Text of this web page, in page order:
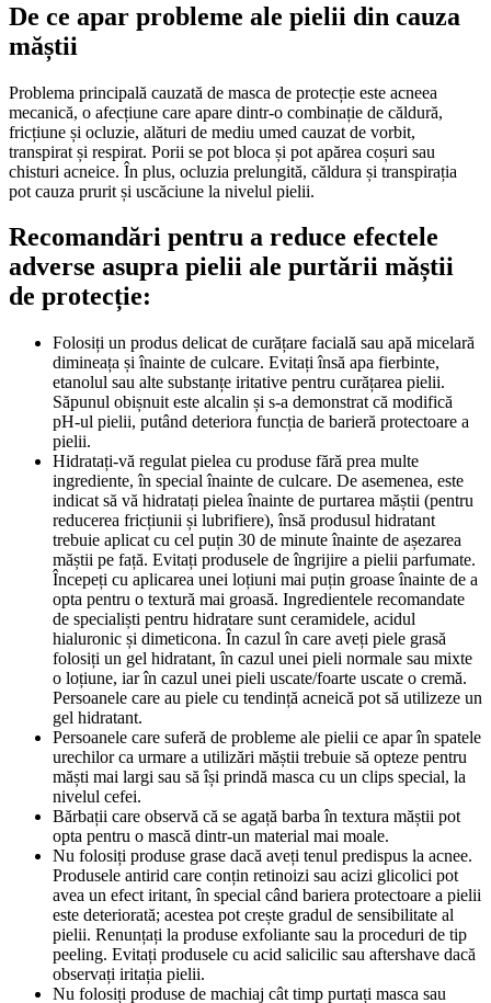
De ce apar probleme ale pielii din cauza
măștii
Problema principală cauzată de masca de protecție este acneea
mecanică, o afecțiune care apare dintr-o combinație de căldură,
fricțiune și ocluzie, alături de mediu umed cauzat de vorbit,
transpirat și respirat. Porii se pot bloca și pot apărea coșuri sau
chisturi acneice. În plus, ocluzia prelungită, căldura și transpirația
pot cauza prurit și uscăciune la nivelul pielii.
Recomandări pentru a reduce efectele
adverse asupra pielii ale purtării măștii
de protecție:
Folosiți un produs delicat de curățare facială sau apă micelară
dimineața și înainte de culcare. Evitați însă apa fierbinte,
etanolul sau alte substanțe iritative pentru curățarea pielii.
Săpunul obișnuit este alcalin și s-a demonstrat că modifică
pH-ul pielii, putând deteriora funcția de barieră protectoare a
pielii.
Hidratați-vă regulat pielea cu produse fără prea multe
ingrediente, în special înainte de culcare. De asemenea, este
indicat să vă hidratați pielea înainte de purtarea măștii (pentru
reducerea fricțiunii și lubrifiere), însă produsul hidratant
trebuie aplicat cu cel puțin 30 de minute înainte de așezarea
măștii pe față. Evitați produsele de îngrijire a pielii parfumate.
Începeți cu aplicarea unei loțiuni mai puțin groase înainte de a
opta pentru o textură mai groasă. Ingredientele recomandate
de specialiști pentru hidratare sunt ceramidele, acidul
hialuronic și dimeticona. În cazul în care aveți piele grasă
folosiți un gel hidratant, în cazul unei pieli normale sau mixte
o loțiune, iar în cazul unei pieli uscate/foarte uscate o cremă.
Persoanele care au piele cu tendință acneică pot să utilizeze un
gel hidratant.
Persoanele care suferă de probleme ale pielii ce apar în spatele
urechilor ca urmare a utilizări măștii trebuie să opteze pentru
măști mai largi sau să își prindă masca cu un clips special, la
nivelul cefei.
Bărbații care observă că se agață barba în textura măștii pot
opta pentru o mască dintr-un material mai moale.
Nu folosiți produse grase dacă aveți tenul predispus la acnee.
Produsele antirid care conțin retinoizi sau acizi glicolici pot
avea un efect iritant, în special când bariera protectoare a pielii
este deteriorată; acestea pot crește gradul de sensibilitate al
pielii. Renunțați la produse exfoliante sau la proceduri de tip
peeling. Evitați produsele cu acid salicilic sau aftershave dacă
observați iritația pielii.
Nu folosiți produse de machiaj cât timp purtați masca sau